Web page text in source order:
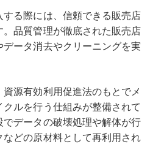
る際には、信頼できる販売店
品質管理が徹底された販売店
ータ消去やクリーニングを実
源有効利用促進法のもとでメ
ルを行う仕組みが整備されて
データの破壊処理や解体が行
どの原材料として再利用され